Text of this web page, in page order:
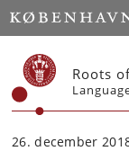
Start
Roots
26. december